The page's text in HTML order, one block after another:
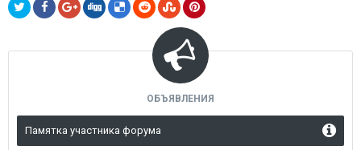
ОБЪЯВЛЕНИЯ
Памятка участника форума